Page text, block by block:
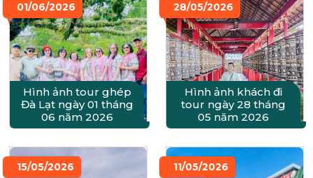
01/06/2026
Hình ảnh tour ghép
Đà Lạt ngày 01 tháng
06 năm 2026
28/05/2026
Hình ảnh khách đi
tour ngày 28 tháng
05 năm 2026
15/05/2026 11/05/2026